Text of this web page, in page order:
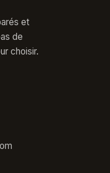
et
de
choisir.